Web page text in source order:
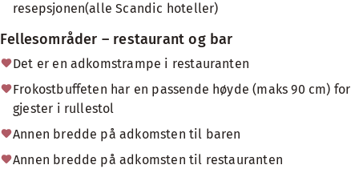
resepsjonen(alle Scandic hoteller)
Fellesområder – restaurant og bar
Det er en adkomstrampe i restauranten
Frokostbuffeten har en passende høyde (maks 90 cm) for
gjester i rullestol
Annen bredde på adkomsten til baren
Annen bredde på adkomsten til restauranten